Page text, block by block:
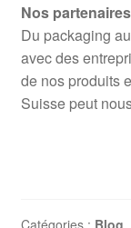
Nos partenaires
Du packaging
avec des
de nos produits
Suisse peut
Catégories : Blog